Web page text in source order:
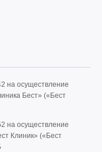
на осуществление
Бест» («Бест
на осуществление
Клиник» («Бест